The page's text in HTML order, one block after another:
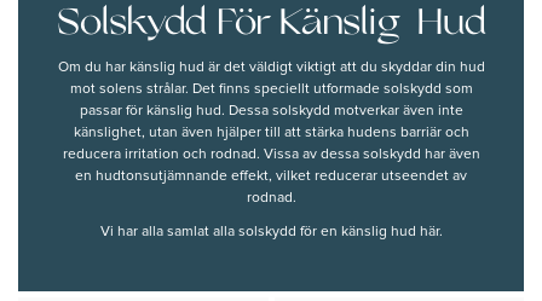
Solskydd För Känslig Hud
Om du har känslig hud är det väldigt viktigt att du skyddar din hud
mot solens strålar. Det finns speciellt utformade solskydd som
passar för känslig hud. Dessa solskydd motverkar även inte
känslighet, utan även hjälper till att stärka hudens barriär och
reducera irritation och rodnad. Vissa av dessa solskydd har även
en hudtonsutjämnande effekt, vilket reducerar utseendet av
rodnad.
Vi har alla samlat alla solskydd för en känslig hud här.